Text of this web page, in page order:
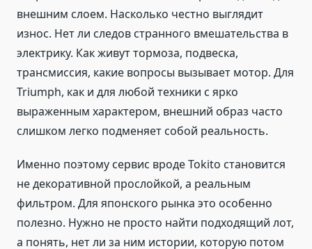
внешним слоем. Насколько честно выглядит
износ. Нет ли следов странного вмешательства в
электрику. Как живут тормоза, подвеска,
трансмиссия, какие вопросы вызывает мотор. Для
Triumph, как и для любой техники с ярко
выраженным характером, внешний образ часто
слишком легко подменяет собой реальность.
Именно поэтому сервис вроде Tokito становится
не декоративной прослойкой, а реальным
фильтром. Для японского рынка это особенно
полезно. Нужно не просто найти подходящий лот,
а понять, нет ли за ним истории, которую потом